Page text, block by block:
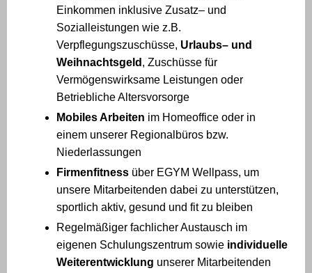
Einkommen inklusive Zusatz– und
Sozialleistungen wie z.B.
Verpflegungszuschüsse, Urlaubs– und
Weihnachtsgeld , Zuschüsse für
Vermögenswirksame Leistungen oder
Betriebliche Altersvorsorge
Mobiles Arbeiten im Homeoffice oder in
einem unserer Regionalbüros bzw.
Niederlassungen
Firmenfitness über EGYM Wellpass, um
unsere Mitarbeitenden dabei zu unterstützen,
sportlich aktiv, gesund und fit zu bleiben
Regelmäßiger fachlicher Austausch im
eigenen Schulungszentrum sowie individuelle
Weiterentwicklung unserer Mitarbeitenden